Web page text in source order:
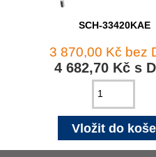
SCH-33420KAE
3 870,00 Kč bez
4 682,70 Kč s